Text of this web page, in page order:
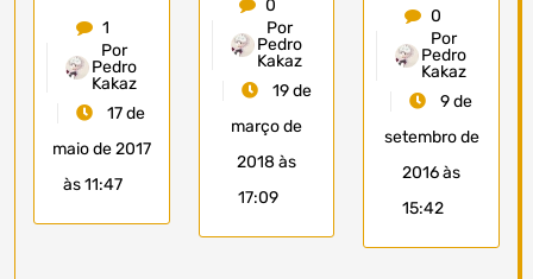
1
Por
Pedro
Kakaz
17 de
maio de 2017
às 11:47
0
Por
Pedro
Kakaz
19 de
março de
2018 às
17:09
0
Por
Pedro
Kakaz
9 de
setembro de
2016 às
15:42